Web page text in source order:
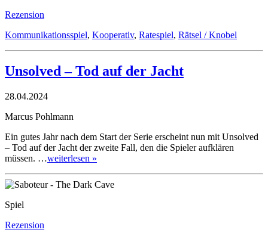
Rezension
Kommunikationsspiel, Kooperativ, Ratespiel, Rätsel / Knobel
Unsolved – Tod auf der Jacht
28.04.2024
Marcus Pohlmann
Ein gutes Jahr nach dem Start der Serie erscheint nun mit Unsolved
– Tod auf der Jacht der zweite Fall, den die Spieler aufklären
müssen. …weiterlesen »
Spiel
Rezension